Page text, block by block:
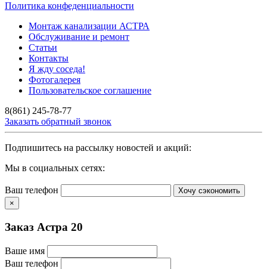
Политика конфеденциальности
Монтаж канализации АСТРА
Обслуживание и ремонт
Статьи
Контакты
Я жду соседа!
Фотогалерея
Пользовательское соглашение
8(861) 245-78-77
Заказать обратный звонок
Подпишитесь на рассылку новостей и акций:
Мы в социальных сетях:
Ваш телефон
Хочу сэкономить
×
Заказ Астра 20
Ваше имя
Ваш телефон